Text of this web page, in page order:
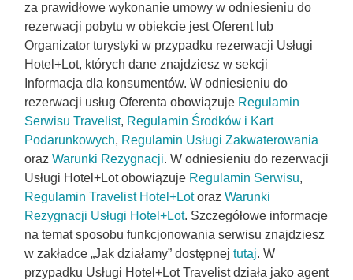
za prawidłowe wykonanie umowy w odniesieniu do
rezerwacji pobytu w obiekcie jest Oferent lub
Organizator turystyki w przypadku rezerwacji Usługi
Hotel+Lot, których dane znajdziesz w sekcji
Informacja dla konsumentów. W odniesieniu do
rezerwacji usług Oferenta obowiązuje Regulamin
Serwisu Travelist, Regulamin Środków i Kart
Podarunkowych, Regulamin Usługi Zakwaterowania
oraz Warunki Rezygnacji. W odniesieniu do rezerwacji
Usługi Hotel+Lot obowiązuje Regulamin Serwisu,
Regulamin Travelist Hotel+Lotoraz Warunki
Rezygnacji Usługi Hotel+Lot. Szczegółowe informacje
na temat sposobu funkcjonowania serwisu znajdziesz
w zakładce „Jak działamy” dostępnej tutaj. W
przypadku Usługi Hotel+Lot Travelist działa jako agent